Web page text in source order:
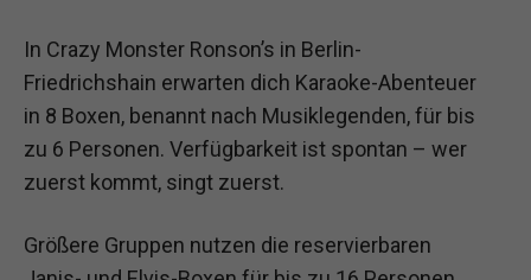
In Crazy Monster Ronson’s in Berlin-
Friedrichshain erwarten dich Karaoke-Abenteuer
in 8 Boxen, benannt nach Musiklegenden, für bis
zu 6 Personen. Verfügbarkeit ist spontan – wer
zuerst kommt, singt zuerst.
Größere Gruppen nutzen die reservierbaren